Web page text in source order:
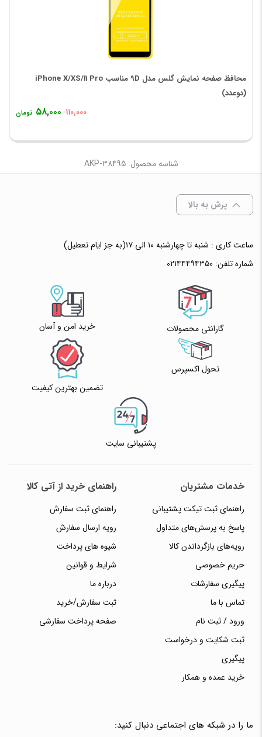
محافظ صفحه نمایش گلس مدل 9D مناسب iPhone X/XS/11 Pro
(دوعدد)
۱۱۰,۰۰۰ ۵۸,۰۰۰ تومان
شناسه محصول: AKP-38495
پرش به بالا
ساعت کاری : شنبه تا چهارشنبه ۱۰ الی ۱۷(به جز ایام تعطیل)
شماره تلفن: ۰۲۱۴۴۴۹۴۳۵۰
گارانتی محصولات خرید امن و آسان
تحول اکسپرس
تضمین بهترین کیفیت
پشتیبانی سایت
خدمات مشتریان
راهنمای ثبت تیکت پشتیبانی
پاسخ به پرسش‌های متداول
رویه‌های بازگرداندن کالا
حریم خصوصی
پیگیری سفارشات
تماس با ما
ورود / ثبت نام
ثبت شکایت و درخواست
پیگیری
خرید عمده و همکار
راهنمای خرید از آتی کالا
راهنمای ثبت سفارش
رویه ارسال سفارش
شیوه های پرداخت
شرایط و قوانین
درباره ما
ثبت سفارش/خرید
صفحه پرداخت سفارشی
ما را در شبکه های اجتماعی دنبال کنید: